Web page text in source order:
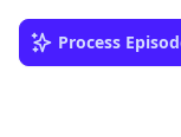
Process